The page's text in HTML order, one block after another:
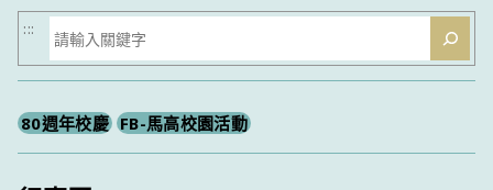
搜
尋
:::
80週年校慶 FB-馬高校園活動